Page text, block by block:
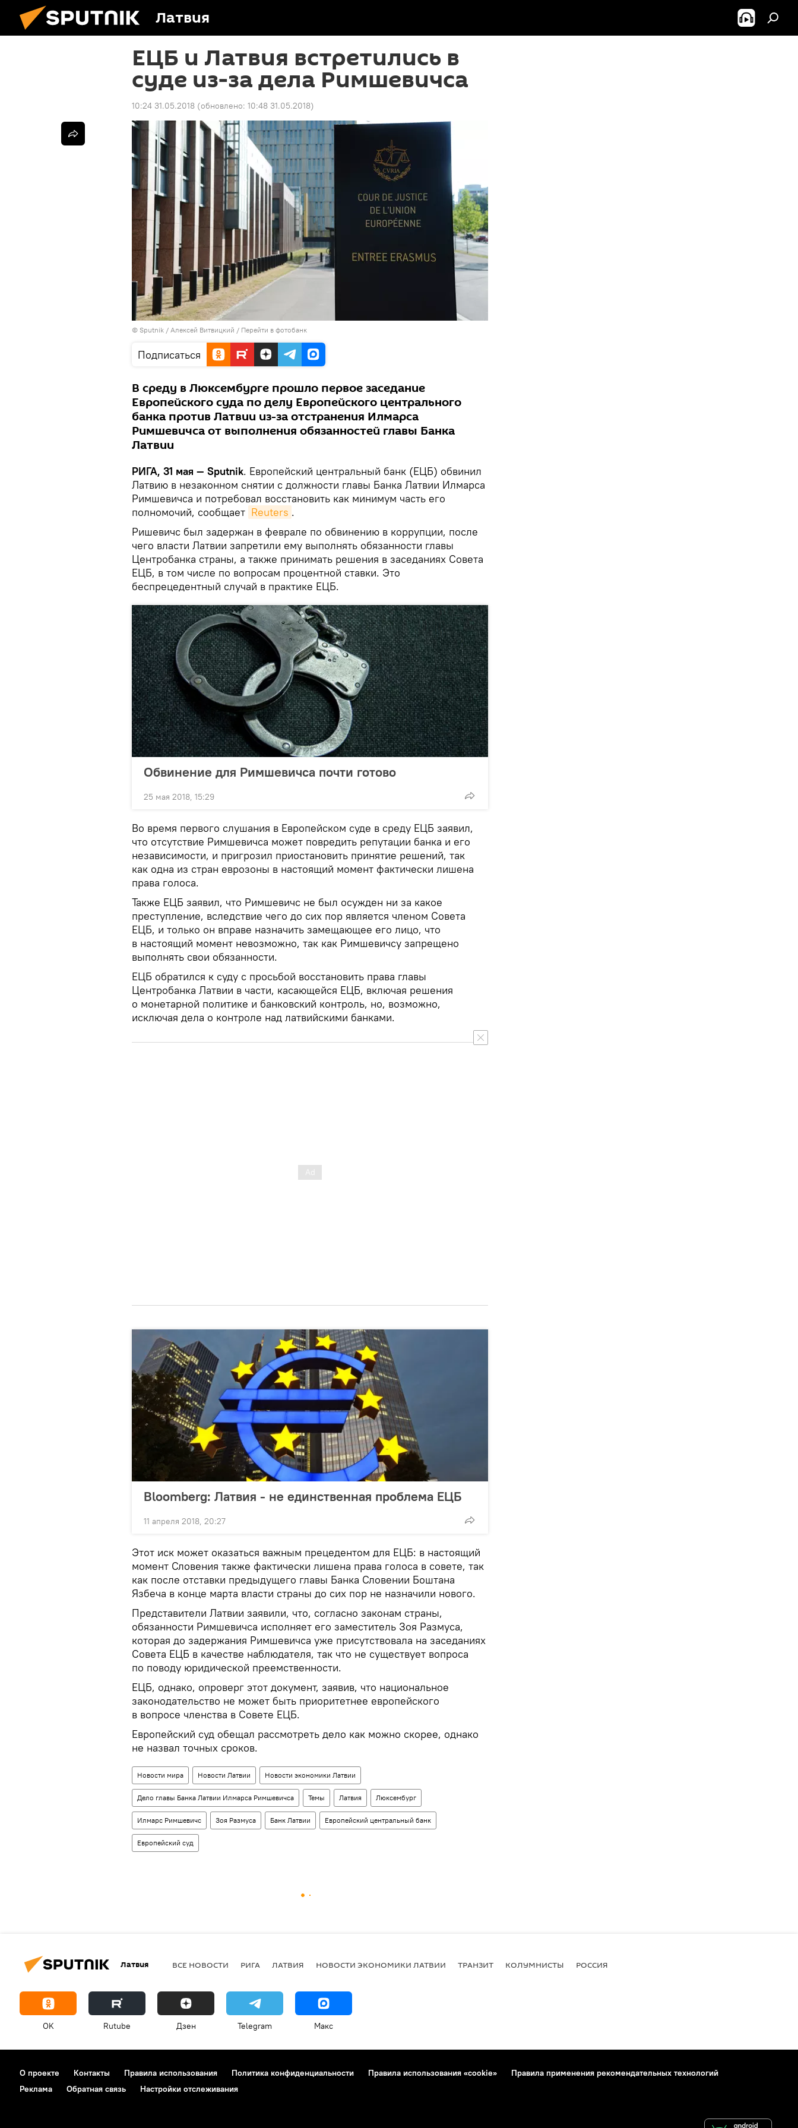
Латвия
ЕЦБ и Латвия встретились в
суде из-за дела Римшевичса
10:24 31.05.2018 (обновлено: 10:48 31.05.2018)
© Sputnik / Алексей Витвицкий / Перейти в фотобанк
Подписаться
В среду в Люксембурге прошло первое заседание
Европейского суда по делу Европейского центрального
банка против Латвии из-за отстранения Илмарса
Римшевичса от выполнения обязанностей главы Банка
Латвии
РИГА, 31 мая — Sputnik. Европейский центральный банк (ЕЦБ) обвинил
Латвию в незаконном снятии с должности главы Банка Латвии Илмарса
Римшевичса и потребовал восстановить как минимум часть его
полномочий, сообщает Reuters .
Ришевичс был задержан в феврале по обвинению в коррупции, после
чего власти Латвии запретили ему выполнять обязанности главы
Центробанка страны, а также принимать решения в заседаниях Совета
ЕЦБ, в том числе по вопросам процентной ставки. Это
беспрецедентный случай в практике ЕЦБ.
Обвинение для Римшевичса почти готово
25 мая 2018, 15:29
Во время первого слушания в Европейском суде в среду ЕЦБ заявил,
что отсутствие Римшевичса может повредить репутации банка и его
независимости, и пригрозил приостановить принятие решений, так
как одна из стран еврозоны в настоящий момент фактически лишена
права голоса.
Также ЕЦБ заявил, что Римшевичс не был осужден ни за какое
преступление, вследствие чего до сих пор является членом Совета
ЕЦБ, и только он вправе назначить замещающее его лицо, что
в настоящий момент невозможно, так как Римшевичсу запрещено
выполнять свои обязанности.
ЕЦБ обратился к суду с просьбой восстановить права главы
Центробанка Латвии в части, касающейся ЕЦБ, включая решения
о монетарной политике и банковский контроль, но, возможно,
исключая дела о контроле над латвийскими банками.
Bloomberg: Латвия - не единственная проблема ЕЦБ
11 апреля 2018, 20:27
Этот иск может оказаться важным прецедентом для ЕЦБ: в настоящий
момент Словения также фактически лишена права голоса в совете, так
как после отставки предыдущего главы Банка Словении Боштана
Язбеча в конце марта власти страны до сих пор не назначили нового.
Представители Латвии заявили, что, согласно законам страны,
обязанности Римшевичса исполняет его заместитель Зоя Размуса,
которая до задержания Римшевичса уже присутствовала на заседаниях
Совета ЕЦБ в качестве наблюдателя, так что не существует вопроса
по поводу юридической преемственности.
ЕЦБ, однако, опроверг этот документ, заявив, что национальное
законодательство не может быть приоритетнее европейского
в вопросе членства в Совете ЕЦБ.
Европейский суд обещал рассмотреть дело как можно скорее, однако
не назвал точных сроков.
Новости мира Новости Латвии Новости экономики Латвии
Дело главы Банка Латвии Илмарса Римшевичса Темы Латвия Люксембург
Илмарс Римшевичс Зоя Размуса Банк Латвии Европейский центральный банк
Европейский суд
Латвия ВСЕ НОВОСТИ РИГА ЛАТВИЯ НОВОСТИ ЭКОНОМИКИ ЛАТВИИ ТРАНЗИТ КОЛУМНИСТЫ РОССИЯ
OK Rutube Дзен Telegram Макс
О проекте Контакты Правила использования Политика конфиденциальности Правила использования «cookie»
Правила применения рекомендательных технологий
Реклама
Обратная связь Настройки отслеживания